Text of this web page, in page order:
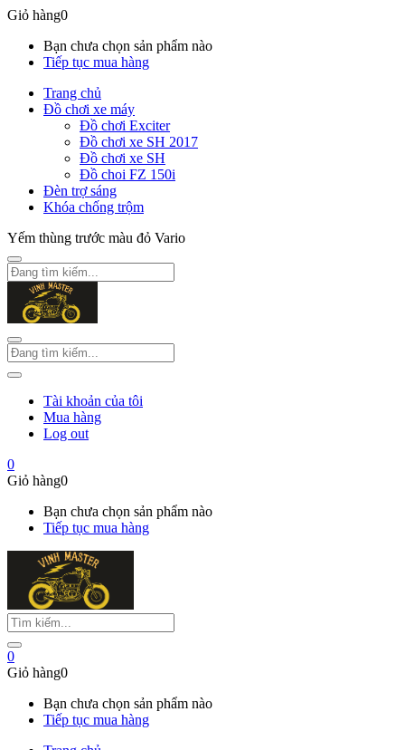
Giỏ hàng0
Bạn chưa chọn sản phẩm nào
Tiếp tục mua hàng
Trang chủ
Đồ chơi xe máy
Đồ chơi Exciter
Đồ chơi xe SH 2017
Đồ chơi xe SH
Đồ choi FZ 150i
Đèn trợ sáng
Khóa chống trộm
Yếm thùng trước màu đỏ Vario
Tài khoản của tôi
Mua hàng
Log out
0
Giỏ hàng0
Bạn chưa chọn sản phẩm nào
Tiếp tục mua hàng
0
Giỏ hàng0
Bạn chưa chọn sản phẩm nào
Tiếp tục mua hàng